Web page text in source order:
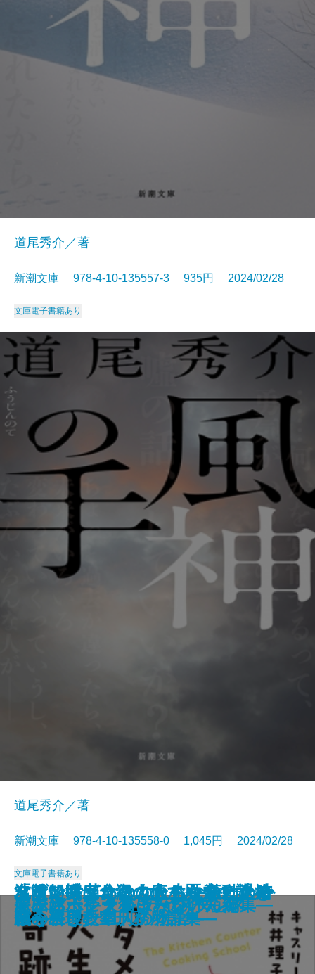
嘘があふれた世界で
巡査たちに敬礼を
希望のゆくえ
飛ぶ男
果ての海
土佐くろしお鉄道殺人事件
出版禁止 ろろるの村滞在記
TIMELESS
雷神
道尾秀介／著
新潮文庫 978-4-10-135557-3 935円 2024/02/28
文庫電子書籍あり
風神の手
道尾秀介／著
新潮文庫 978-4-10-135558-0 1,045円 2024/02/28
文庫電子書籍あり
「ダメ女」たちの人生を変えた奇
跡の料理教室
屍衣にポケットはない
友喰い―鬼食役人のあやかし退治
帖―
もふもふ―犬猫まみれの短編集―
フランス革命の女たち―激動の時
代を生きた11人の物語―
沈没船博士、海の底で歴史の謎を
追う
オーバーヒート
夢に迷ってタクシーを呼んだ
アンソーシャル ディスタンス
名前で呼ばれたこともなかったか
ら―奈良少年刑務所詩集―